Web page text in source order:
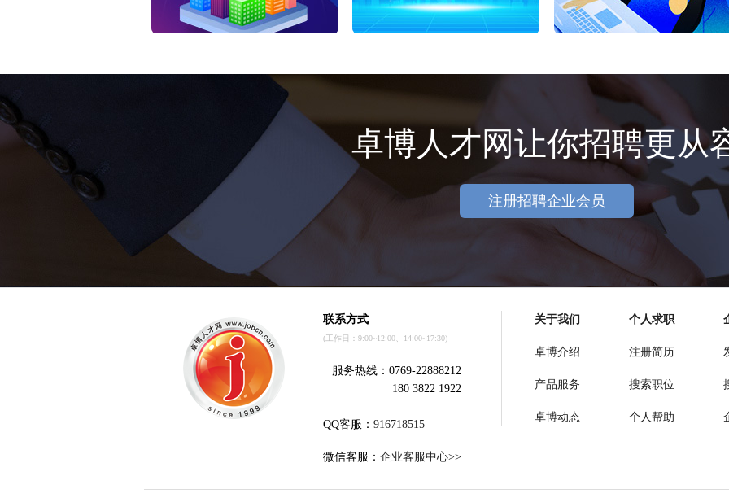
卓博人才网让你招聘更从
注册招聘企业会员
联系方式
(工作日：9:00~12:00、14:00~17:30)
服务热线：0769-22888212
180 3822 1922
QQ客服： 916718515
微信客服： 企业客服中心>>
关于我们
卓博介绍
产品服务
卓博动态
个人求职
注册简历
搜索职位
个人帮助